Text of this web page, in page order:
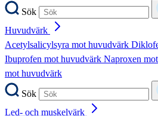
Sök
Huvudvärk
Acetylsalicylsyra mot huvudvärk
Ibuprofen mot huvudvärk Naproxen
mot huvudvärk
Sök
Led- och muskelvärk